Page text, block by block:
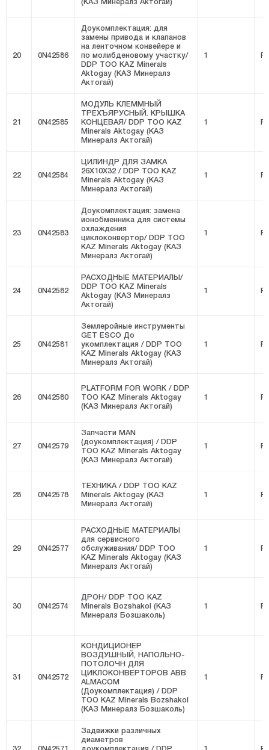
(КАЗ Минералз Актогай)
20 0N42586
Доукомплектация: для
замены привода и клапанов
на ленточном конвейере и
по молибденовому участку/
DDP ТОО KAZ Minerals
Aktogay (КАЗ Минералз
Актогай)
1
21 0N42585
МОДУЛЬ КЛЕММНЫЙ
ТРЕХЪЯРУСНЫЙ. КРЫШКА
КОНЦЕВАЯ/ DDP ТОО KAZ
Minerals Aktogay (КАЗ
Минералз Актогай)
1
22 0N42584
ЦИЛИНДР ДЛЯ ЗАМКА
26X10X32 / DDP ТОО KAZ
Minerals Aktogay (КАЗ
Минералз Актогай)
1
23 0N42583
Доукомплектация: замена
ионобменника для системы
охлаждения
циклоконвертор/ DDP ТОО
KAZ Minerals Aktogay (КАЗ
Минералз Актогай)
1
24 0N42582
РАСХОДНЫЕ МАТЕРИАЛЫ/
DDP ТОО KAZ Minerals
Aktogay (КАЗ Минералз
Актогай)
1
25 0N42581
Землеройные инструменты
GET ESCO До
укомплектация / DDP ТОО
KAZ Minerals Aktogay (КАЗ
Минералз Актогай)
1
26 0N42580
PLATFORM FOR WORK / DDP
ТОО KAZ Minerals Aktogay
(КАЗ Минералз Актогай)
1
27 0N42579
Запчасти MAN
(доукомплектация) / DDP
ТОО KAZ Minerals Aktogay
(КАЗ Минералз Актогай)
1
28 0N42578
ТЕХНИКА / DDP ТОО KAZ
Minerals Aktogay (КАЗ
Минералз Актогай)
1
29 0N42577
РАСХОДНЫЕ МАТЕРИАЛЫ
для сервисного
обслуживания/ DDP ТОО
KAZ Minerals Aktogay (КАЗ
Минералз Актогай)
1
30 0N42574
ДРОН/ DDP ТОО KAZ
Minerals Bozshakol (КАЗ
Минералз Бозшаколь)
1
31 0N42572
КОНДИЦИОНЕР
ВОЗДУШНЫЙ, НАПОЛЬНО-
ПОТОЛОЧН ДЛЯ
ЦИКЛОКОНВЕРТОРОВ ABB
ALMACOM
(Доукомплектация) / DDP
ТОО KAZ Minerals Bozshakol
(КАЗ Минералз Бозшаколь)
1
Задвижки различных
диаметров